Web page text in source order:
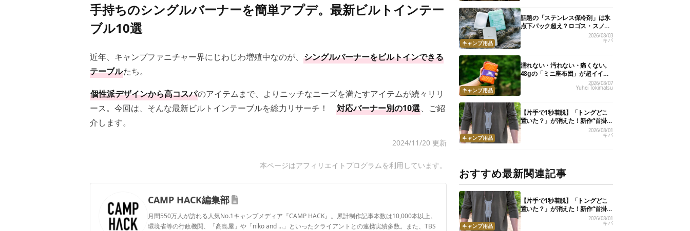
手持ちのシングルバーナーを簡単アプデ。最新ビルトインテー
ブル10選
近年、キャンプファニチャー界にじわじわ増殖中なのが、 シングルバーナーをビルトインできる
テーブルたち。
個性派デザインから高コスパのアイテムまで、よりニッチなニーズを満たすアイテムが続々リリ
ース。今回は、そんな最新ビルトインテーブルを総力リサーチ！ 対応バーナー別の10選、ご紹
介します。
2024/11/20 更新
本ページはアフィリエイトプログラムを利用しています。
CAMP HACK編集部
月間550万人が訪れる人気No.1キャンプメディア『CAMP HACK』。累計制作記事本数は10,000本以上。
環境省等の行政機関、「髙島屋」や「niko and ...」といったクライアントとの連携実績多数。また、TBS
キャンプ用品
話題の「ステンレス保冷剤」は氷
点下パック超え？ロゴス・スノー
ピーク・爆売れノーブランド品を
比べてみた
2026/08/03
キバ
キャンプ用品
濡れない・汚れない・痛くない。
48gの「ミニ座布団」が超イイ具
合
2026/08/07
Yuhei Tokimatsu
キャンプ用品
【片手で1秒着脱】「トングどこ
置いた？」が消えた！新作“首掛
けトング”、男心くすぐるギミッ
2026/08/01
キバ
おすすめ最新関連記事
キャンプ用品
【片手で1秒着脱】「トングどこ
置いた？」が消えた！新作“首掛
けトング”、男心くすぐるギミッ
2026/08/01
キバ